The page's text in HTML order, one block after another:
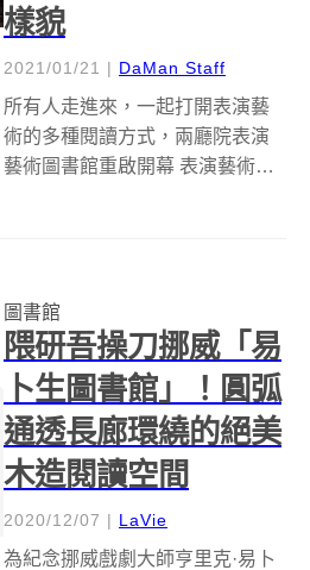
樣貌
2021/01/21 | DaMan Staff
所有人走進來，一起打開表演藝
術的多種閱讀方式，兩廳院表演
藝術圖書館重啟開幕 表演藝術圖
或借用館內電子及視聽設備，欣
賞數位資料庫或...
圖書館
隈研吾操刀挪威「易
卜生圖書館」！圓弧
通透長廊環繞的絕美
木造閱讀空間
2020/12/07 | LaVie
為紀念挪威戲劇大師亨里克·易卜